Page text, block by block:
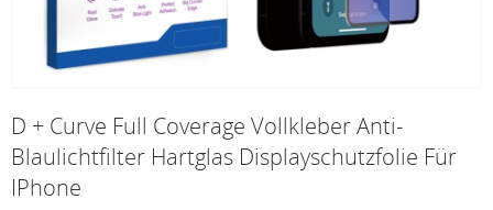
D + Curve Full Coverage Vollkleber Anti-
Blaulichtfilter Hartglas Displayschutzfolie Für
IPhone